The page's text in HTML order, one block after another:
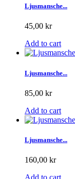
Ljusmansche...
45,00 kr
Add to cart
Ljusmansche...
85,00 kr
Add to cart
Ljusmansche...
160,00 kr